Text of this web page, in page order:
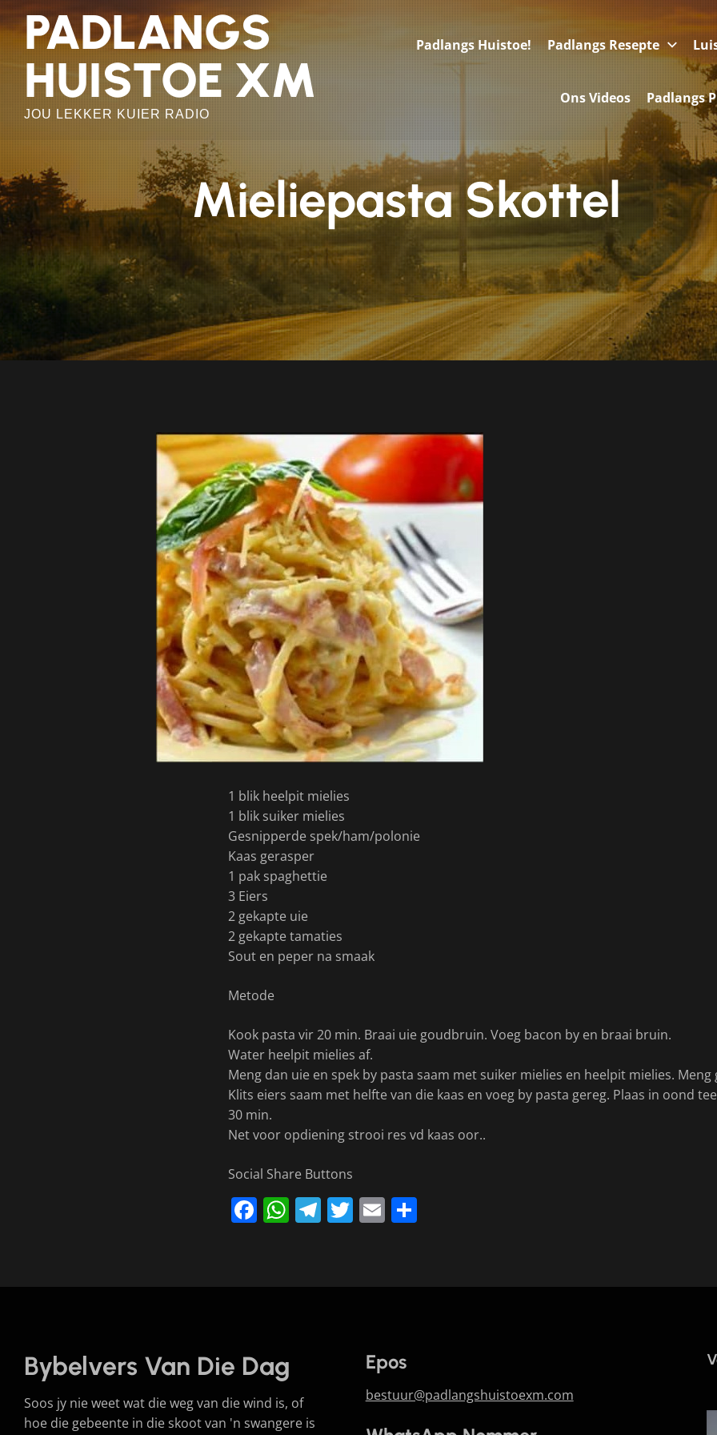
Skip
to
content
PADLANGS
HUISTOE XM
JOU LEKKER KUIER RADIO
Padlangs Huistoe! Padlangs Resepte
Ons Videos Padlangs
Mieliepasta Skottel
1 blik heelpit mielies
1 blik suiker mielies
Gesnipperde spek/ham/polonie
Kaas gerasper
1 pak spaghettie
3 Eiers
2 gekapte uie
2 gekapte tamaties
Sout en peper na smaak
Metode
Kook pasta vir 20 min. Braai uie goudbruin. Voeg bacon by en braai bruin.
Water heelpit mielies af.
Meng dan uie en spek by pasta saam met suiker mielies en heelpit mielies. Meng
Klits eiers saam met helfte van die kaas en voeg by pasta gereg. Plaas in oond
30 min.
Net voor opdiening strooi res vd kaas oor..
Social Share Buttons
Facebook
WhatsApp
Telegram
Twitter
EmailShare
Bybelvers Van Die Dag
Soos jy nie weet wat die weg van die wind is, of
hoe die gebeente in die skoot van 'n swangere is
Epos
bestuur@padlangshuistoexm.com